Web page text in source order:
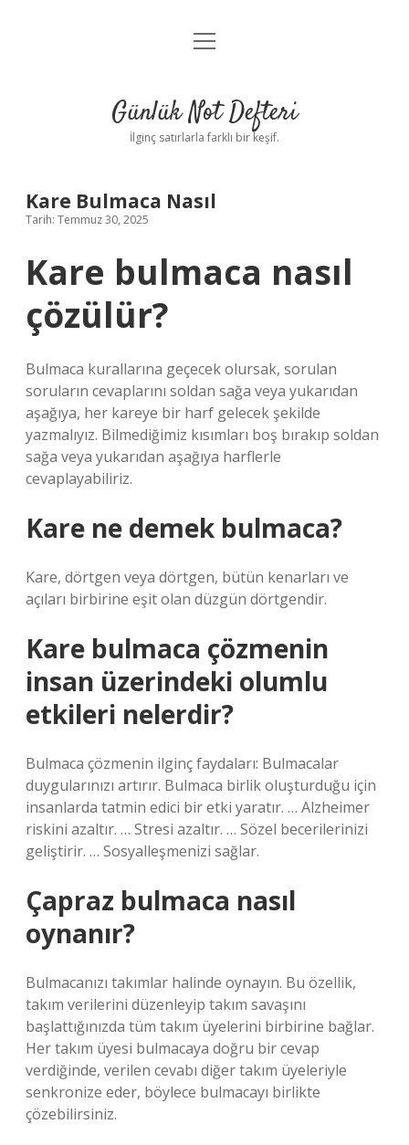
Anasayfa
Yasal Uyarı
menüyü
Günlük Not Defteri
İlginç satırlarla farklı bir keşif.
Kare Bulmaca Nasıl
Tarih: Temmuz 30, 2025
Kare bulmaca nasıl
çözülür?
Bulmaca kurallarına geçecek olursak, sorulan
soruların cevaplarını soldan sağa veya yukarıdan
aşağıya, her kareye bir harf gelecek şekilde
yazmalıyız. Bilmediğimiz kısımları boş bırakıp soldan
sağa veya yukarıdan aşağıya harflerle
cevaplayabiliriz.
Kare ne demek bulmaca?
Kare, dörtgen veya dörtgen, bütün kenarları ve
açıları birbirine eşit olan düzgün dörtgendir.
Kare bulmaca çözmenin
insan üzerindeki olumlu
etkileri nelerdir?
Bulmaca çözmenin ilginç faydaları: Bulmacalar
duygularınızı artırır. Bulmaca birlik oluşturduğu için
insanlarda tatmin edici bir etki yaratır. … Alzheimer
riskini azaltır. … Stresi azaltır. … Sözel becerilerinizi
geliştirir. … Sosyalleşmenizi sağlar.
Çapraz bulmaca nasıl
oynanır?
Bulmacanızı takımlar halinde oynayın. Bu özellik,
takım verilerini düzenleyip takım savaşını
başlattığınızda tüm takım üyelerini birbirine bağlar.
Her takım üyesi bulmacaya doğru bir cevap
verdiğinde, verilen cevabı diğer takım üyeleriyle
senkronize eder, böylece bulmacayı birlikte
çözebilirsiniz.